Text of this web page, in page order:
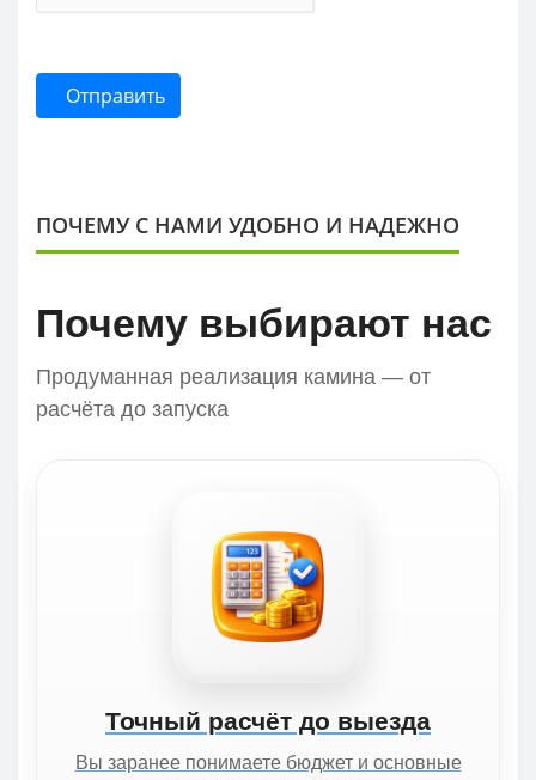
Отправить
ПОЧЕМУ С НАМИ УДОБНО И НАДЕЖНО
Почему выбирают нас
Продуманная реализация камина — от
расчёта до запуска
Точный расчёт до выезда
Вы заранее понимаете бюджет и основные